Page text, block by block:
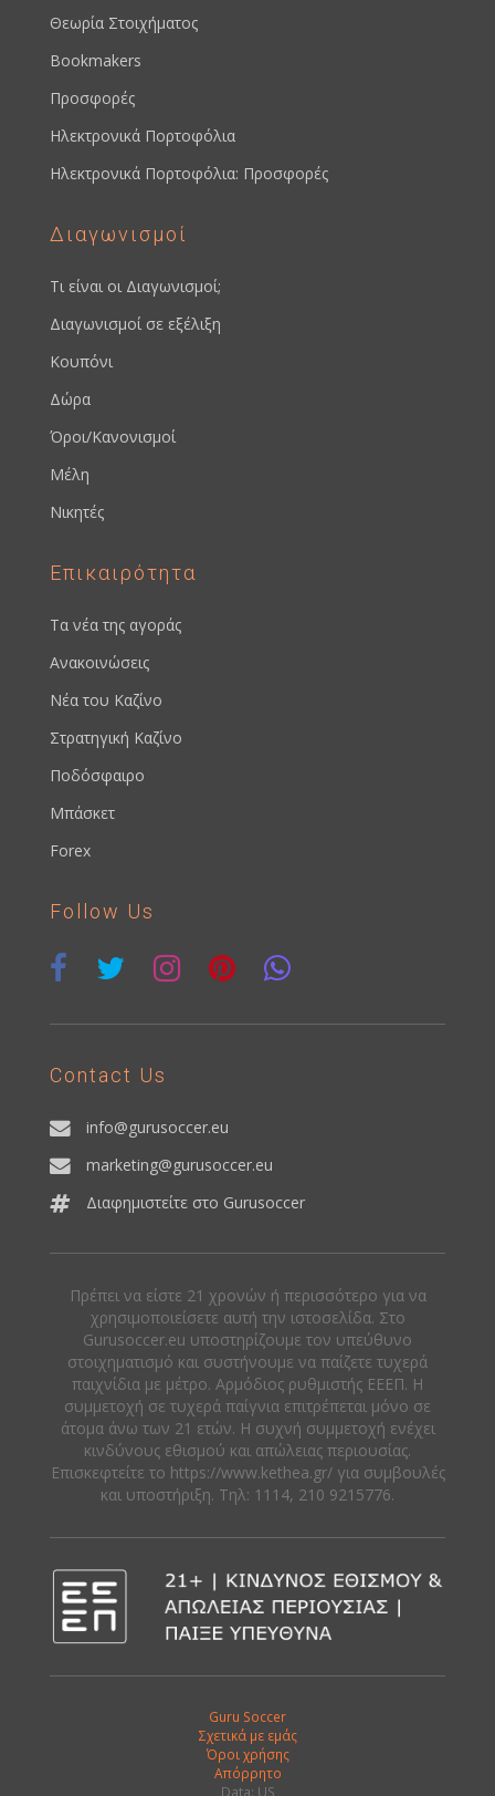
Θεωρία Στοιχήματος
Bookmakers
Προσφορές
Ηλεκτρονικά Πορτοφόλια
Ηλεκτρονικά Πορτοφόλια: Προσφορές
Διαγωνισμοί
Τι είναι οι Διαγωνισμοί;
Διαγωνισμοί σε εξέλιξη
Κουπόνι
Δώρα
Όροι/Κανονισμοί
Μέλη
Νικητές
Επικαιρότητα
Τα νέα της αγοράς
Ανακοινώσεις
Νέα του Καζίνο
Στρατηγική Καζίνο
Ποδόσφαιρο
Μπάσκετ
Forex
Follow Us
Contact Us
info@gurusoccer.eu
marketing@gurusoccer.eu
Διαφημιστείτε στο Gurusoccer
Πρέπει να είστε 21 χρονών ή περισσότερο για να
χρησιμοποιείσετε αυτή την ιστοσελίδα. Στο
Gurusoccer.eu υποστηρίζουμε τον υπεύθυνο
στοιχηματισμό και συστήνουμε να παίζετε τυχερά
παιχνίδια με μέτρο. Αρμόδιος ρυθμιστής ΕΕΕΠ. Η
συμμετοχή σε τυχερά παίγνια επιτρέπεται μόνο σε
άτομα άνω των 21 ετών. Η συχνή συμμετοχή ενέχει
κινδύνους εθισμού και απώλειας περιουσίας.
Eπισκεφτείτε το https://www.kethea.gr/ για συμβουλές
και υποστήριξη. Tηλ: 1114, 210 9215776.
Guru Soccer
Σχετικά με εμάς
Όροι χρήσης
Απόρρητο
Data: US